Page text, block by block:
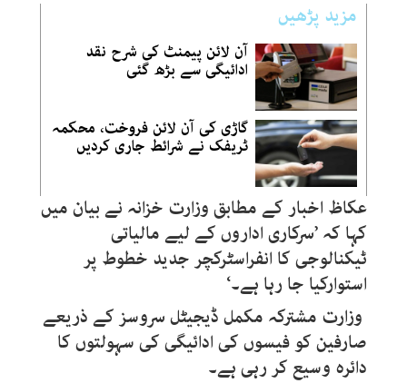
مزید پڑھیں
آن لائن پیمنٹ کی شرح نقد
ادائیگی سے بڑھ گئی
گاڑی کی آن لائن فروخت، محکمہ
ٹریفک نے شرائط جاری کردیں
عکاظ اخبار کے مطابق وزارت خزانہ نے بیان میں
کہا کہ ’سرکاری اداروں کے لیے مالیاتی
ٹیکنالوجی کا انفراسٹرکچر جدید خطوط پر
استوارکیا جا رہا ہے۔‘
وزارت مشترکہ مکمل ڈیجیٹل سروسز کے ذریعے
صارفین کو فیسوں کی ادائیگی کی سہولتوں کا
دائرہ وسیع کر رہی ہے۔